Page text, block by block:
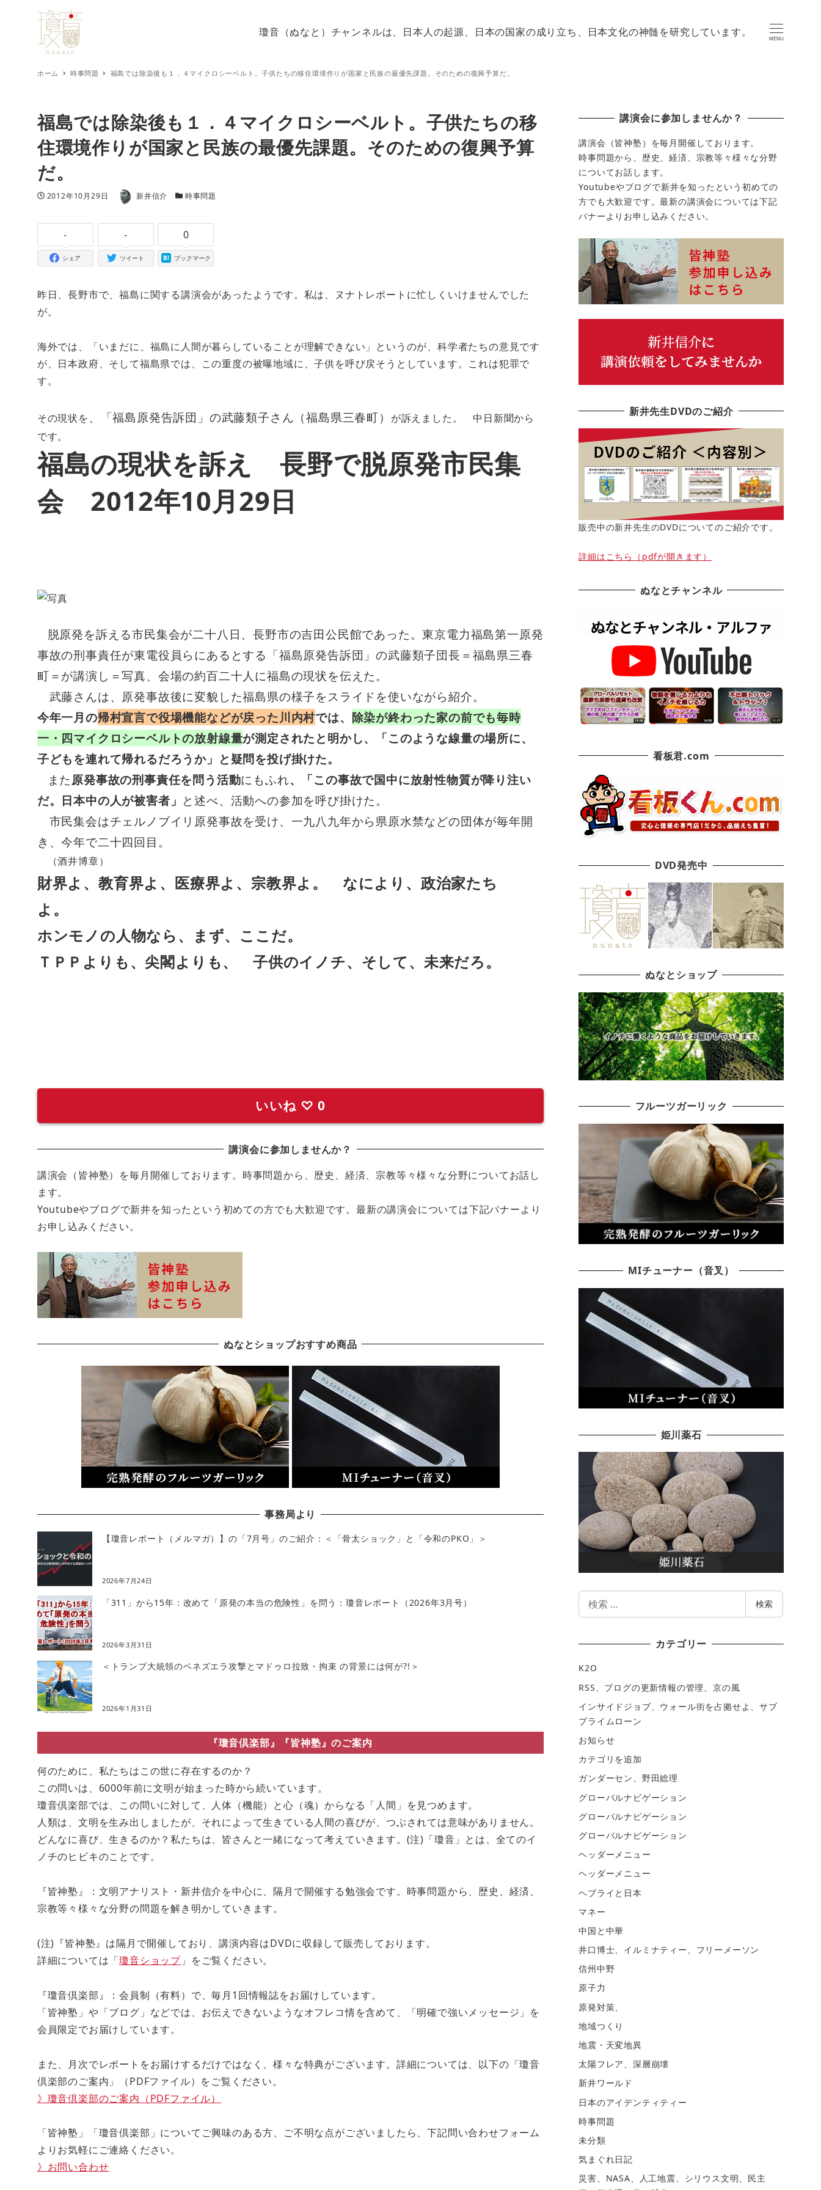
瓊音（ぬなと）チャンネルは、日本人の起源、日本の国家の成り立ち、日本文化の神髄を研究しています。
MENU
ホーム 時事問題 福島では除染後も１．４マイクロシーベルト。子供たちの移住環境作りが国家と民族の最優先課題。そのための復興予算だ。
福島では除染後も１．４マイクロシーベルト。子供たちの移
住環境作りが国家と民族の最優先課題。そのための復興予算
だ。
投稿日
2012年10月29日 著者 新井信介 カテゴリー
時事問題
-
シェア
-
ツイート
0
ブックマーク
昨日、長野市で、福島に関する講演会があったようです。私は、ヌナトレポートに忙しくいけませんでした
が。
海外では、「いまだに、福島に人間が暮らしていることが理解できない」というのが、科学者たちの意見です
が、日本政府、そして福島県では、この重度の被曝地域に、子供を呼び戻そうとしています。これは犯罪で
す。
その現状を、「福島原発告訴団」の武藤類子さん（福島県三春町）
が訴えました。 中日新聞から
です。
福島の現状を訴え 長野で脱原発市民集
会 2012年10月29日
脱原発を訴える市民集会が二十八日、長野市の吉田公民館であった。東京電力福島第一原発
事故の刑事責任が東電役員らにあるとする「福島原発告訴団」の武藤類子団長＝福島県三春
町＝が講演し＝写真、会場の約百二十人に福島の現状を伝えた。
武藤さんは、原発事故後に変貌した福島県の様子をスライドを使いながら紹介。
今年一月の帰村宣言で役場機能などが戻った川内村では、 除染が終わった家の前でも毎時
一・四マイクロシーベルトの放射線量が測定されたと明かし、「このような線量の場所に、
子どもを連れて帰れるだろうか」と疑問を投げ掛けた。
また原発事故の刑事責任を問う活動にもふれ、「この事故で国中に放射性物質が降り注い
だ。日本中の人が被害者」 と述べ、活動への参加を呼び掛けた。
市民集会はチェルノブイリ原発事故を受け、一九八九年から県原水禁などの団体が毎年開
き、今年で二十四回目。
（酒井博章）
財界よ、教育界よ、医療界よ、宗教界よ。 なにより、政治家たち
よ。
ホンモノの人物なら、まず、ここだ。
ＴＰＰよりも、尖閣よりも、 子供のイノチ、そして、未来だろ。
いいね ♡ 0
講演会に参加しませんか？
講演会（皆神塾）を毎月開催しております。時事問題から、歴史、経済、宗教等々様々な分野についてお話し
ます。
Youtubeやブログで新井を知ったという初めての方でも大歓迎です。最新の講演会については下記バナーより
お申し込みください。
ぬなとショップおすすめ商品
事務局より
【瓊音レポート（メルマガ）】の「7月号」のご紹介：＜「骨太ショック」と「令和のPKO」＞
2026年7月24日
「311」から15年：改めて「原発の本当の危険性」を問う：瓊音レポート（2026年3月号）
2026年3月31日
＜トランプ大統領のベネズエラ攻撃とマドゥロ拉致・拘束 の背景には何が?!＞
2026年1月31日
『瓊音倶楽部』『皆神塾』のご案内
何のために、私たちはこの世に存在するのか？
この問いは、6000年前に文明が始まった時から続いています。
瓊音倶楽部では、この問いに対して、人体（機能）と心（魂）からなる「人間」を見つめます。
人類は、文明を生み出しましたが、それによって生きている人間の喜びが、つぶされては意味がありません。
どんなに喜び、生きるのか？私たちは、皆さんと一緒になって考えていきます。(注)「瓊音」とは、全てのイ
ノチのヒビキのことです。
『皆神塾』：文明アナリスト・新井信介を中心に、隔月で開催する勉強会です。時事問題から、歴史、経済、
宗教等々様々な分野の問題を解き明かしていきます。
(注)『皆神塾』は隔月で開催しており、講演内容はDVDに収録して販売しております。
詳細については「瓊音ショップ 」をご覧ください。
『瓊音倶楽部』：会員制（有料）で、毎月1回情報誌をお届けしています。
「皆神塾」や「ブログ」などでは、お伝えできないようなオフレコ情を含めて、「明確で強いメッセージ」を
会員限定でお届けしています。
また、月次でレポートをお届けするだけではなく、様々な特典がございます。詳細については、以下の「瓊音
倶楽部のご案内」（PDFファイル）をご覧ください。
》瓊音倶楽部のご案内（PDFファイル）
「皆神塾」「瓊音倶楽部」についてご興味のある方、ご不明な点がございましたら、下記問い合わせフォーム
よりお気軽にご連絡ください。
》お問い合わせ
講演会に参加しませんか？
講演会（皆神塾）を毎月開催しております。
時事問題から、歴史、経済、宗教等々様々な分野
についてお話します。
Youtubeやブログで新井を知ったという初めての
方でも大歓迎です。最新の講演会については下記
バナーよりお申し込みください。
新井先生DVDのご紹介
販売中の新井先生のDVDについてのご紹介です。
詳細はこちら（pdfが開きます）
ぬなとチャンネル
看板君.com
DVD発売中
ぬなとショップ
フルーツガーリック
MIチューナー（音叉）
姫川薬石
検
検索
カテゴリー
K2O
RSS、ブログの更新情報の管理、京の風
インサイドジョブ、ウォール街を占拠せよ、サブ
プライムローン
お知らせ
カテゴリを追加
ガンダーセン、野田総理
グローバルナビゲーション
グローバルナビゲーション
グローバルナビゲーション
ヘッダーメニュー
ヘッダーメニュー
ヘブライと日本
マネー
中国と中華
井口博士、イルミナティー、フリーメーソン
信州中野
原子力
原発対策、
地域つくり
地震・天変地異
太陽フレア、深層崩壊
新井ワールド
日本のアイデンティティー
時事問題
未分類
気まぐれ日記
災害、NASA、人工地震、シリウス文明、民主